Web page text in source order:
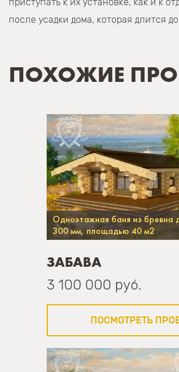
после усадки дома, которая длится
ПОХОЖИЕ
Одноэтажная баня из бревна
300 мм, площадью 40 м2
ЗАБАВА
3 100 000 руб.
ПОСМОТРЕТЬ